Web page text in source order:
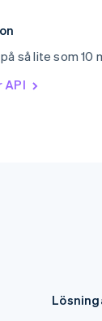
så lite som 10
API